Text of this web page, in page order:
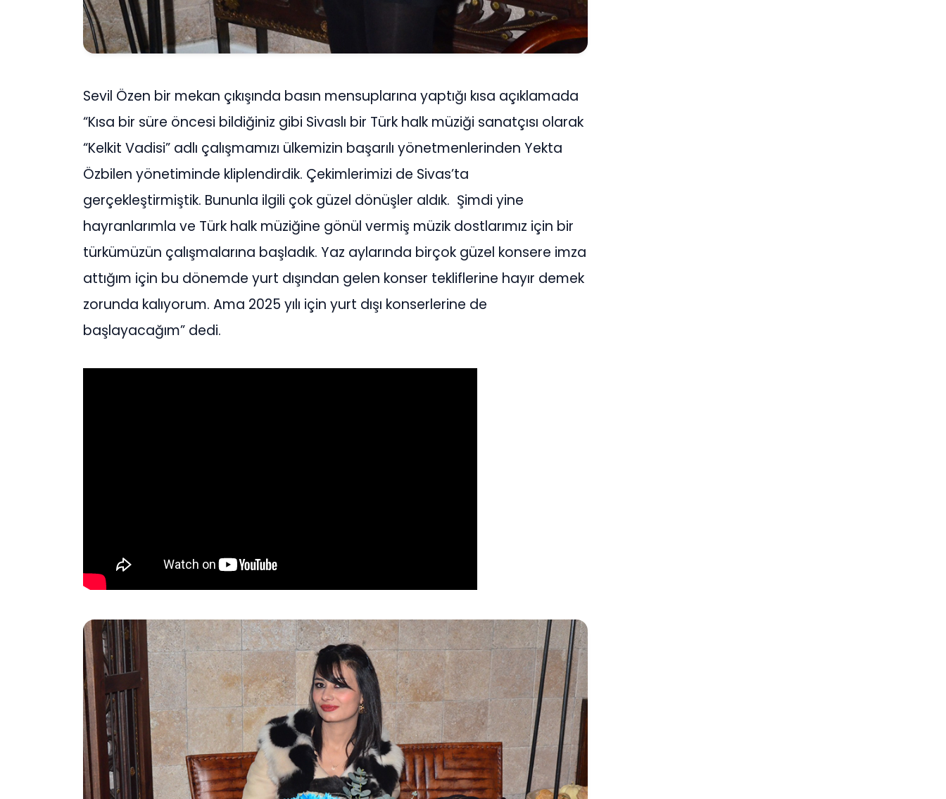
Sevil Özen bir mekan çıkışında basın mensuplarına yaptığı kısa açıklamada
“Kısa bir süre öncesi bildiğiniz gibi Sivaslı bir Türk halk müziği sanatçısı olarak
“Kelkit Vadisi” adlı çalışmamızı ülkemizin başarılı yönetmenlerinden Yekta
Özbilen yönetiminde kliplendirdik. Çekimlerimizi de Sivas’ta
gerçekleştirmiştik. Bununla ilgili çok güzel dönüşler aldık. Şimdi yine
hayranlarımla ve Türk halk müziğine gönül vermiş müzik dostlarımız için bir
türkümüzün çalışmalarına başladık. Yaz aylarında birçok güzel konsere imza
attığım için bu dönemde yurt dışından gelen konser tekliflerine hayır demek
zorunda kalıyorum. Ama 2025 yılı için yurt dışı konserlerine de
başlayacağım” dedi.